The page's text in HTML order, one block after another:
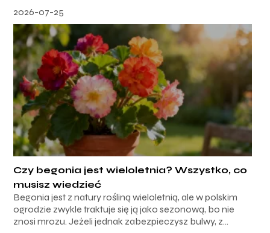
2026-07-25
Czy begonia jest wieloletnia? Wszystko, co
musisz wiedzieć
Begonia jest z natury rośliną wieloletnią, ale w polskim
ogrodzie zwykle traktuje się ją jako sezonową, bo nie
znosi mrozu. Jeżeli jednak zabezpieczysz bulwy, z...